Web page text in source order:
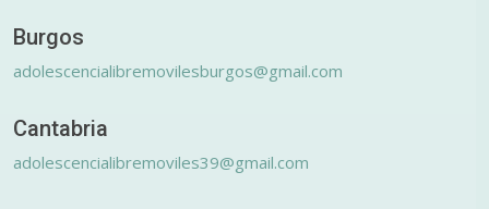
Burgos
adolescencialibremovilesburgos@gmail.com
Cantabria
adolescencialibremoviles39@gmail.com